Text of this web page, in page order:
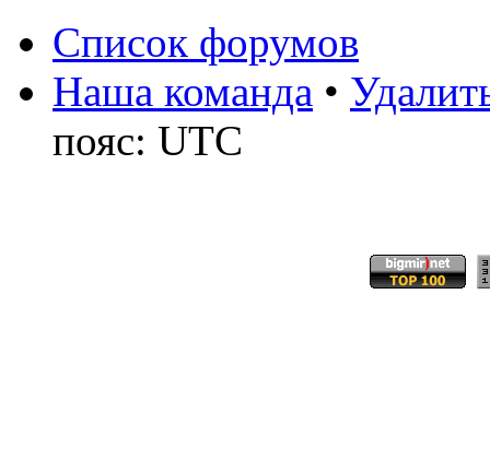
Список форумов
Наша команда •
пояс: UTC